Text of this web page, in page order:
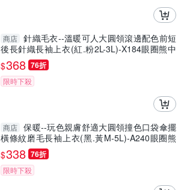
商店 針織毛衣--溫暖可人大圓領滾邊配色前短
後長針織長袖上衣(紅.粉2L-3L)-X184眼圈熊中
大尺碼
$368 76折
限時下殺
商店 保暖--玩色親膚舒適大圓領撞色口袋傘擺
橫條紋磨毛長袖上衣(黑.黃M-5L)-A240眼圈熊
中大尺碼
$338 76折
限時下殺